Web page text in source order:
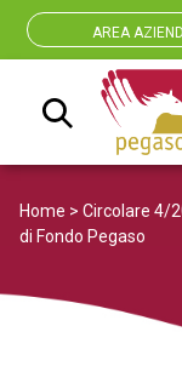
AREA
Home > Circolare 4/
di Fondo Pegaso